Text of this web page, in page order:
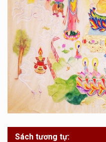
Sách tương tự: